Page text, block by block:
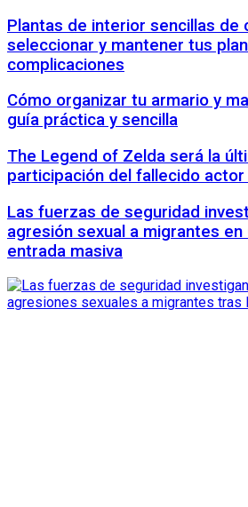
Plantas de interior sencillas de
seleccionar y mantener tus
complicaciones
Cómo organizar tu armario y
guía práctica y sencilla
The Legend of Zelda será la
participación del fallecido actor
Las fuerzas de seguridad
agresión sexual a migrantes
entrada masiva